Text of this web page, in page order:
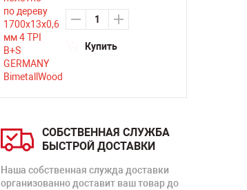
Купить
СОБСТВЕННАЯ СЛУЖБА
БЫСТРОЙ ДОСТАВКИ
Наша собственная служда доставки
организованно доставит ваш товар до